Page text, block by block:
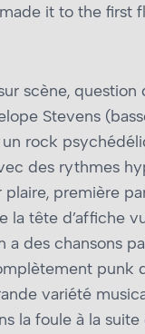
it to the first
scène,
Stevens
rock
des rythmes
première
tête d’affiche
a des chansons
punk
variété
la foule à la